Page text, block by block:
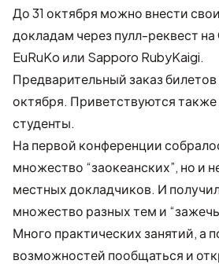
До 31 октября можно внести
докладам через пулл-реквест на
EuRuKo или Sapporo RubyKaigi.
Предварительный заказ
октября. Приветствуются
студенты.
На первой конференции
множество “заокеанских”, но и
местных докладчиков. И
множество разных тем и
Много практических занятий, а
возможностей пообщаться и